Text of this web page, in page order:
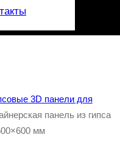
3D панели для
панель из гипса
мм